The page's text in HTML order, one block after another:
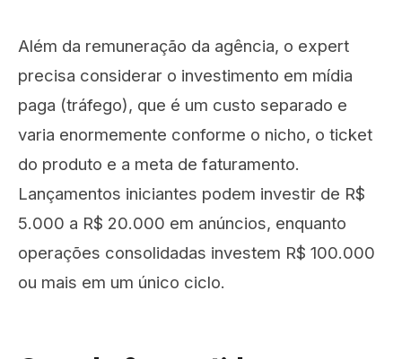
Além da remuneração da agência, o expert
precisa considerar o investimento em mídia
paga (tráfego), que é um custo separado e
varia enormemente conforme o nicho, o ticket
do produto e a meta de faturamento.
Lançamentos iniciantes podem investir de R$
5.000 a R$ 20.000 em anúncios, enquanto
operações consolidadas investem R$ 100.000
ou mais em um único ciclo.